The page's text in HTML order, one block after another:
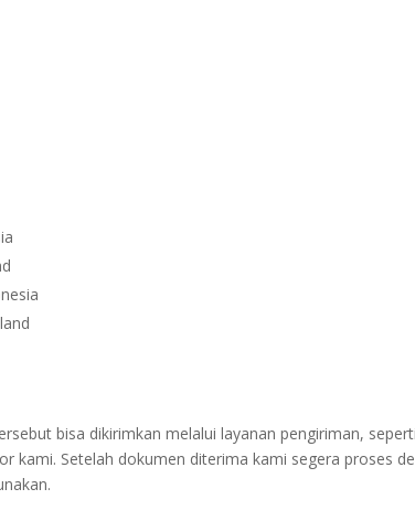
bisa dikirimkan melalui layanan pengiriman,
kami. Setelah dokumen diterima kami segera proses